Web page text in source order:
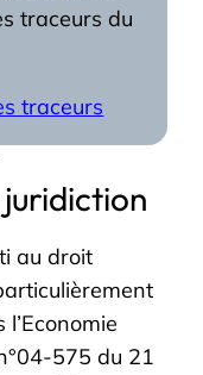
traceurs du
traceurs
au droit
575 du 21